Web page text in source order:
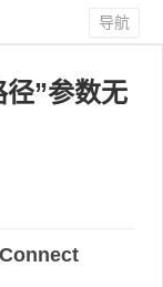
导航
”参数无